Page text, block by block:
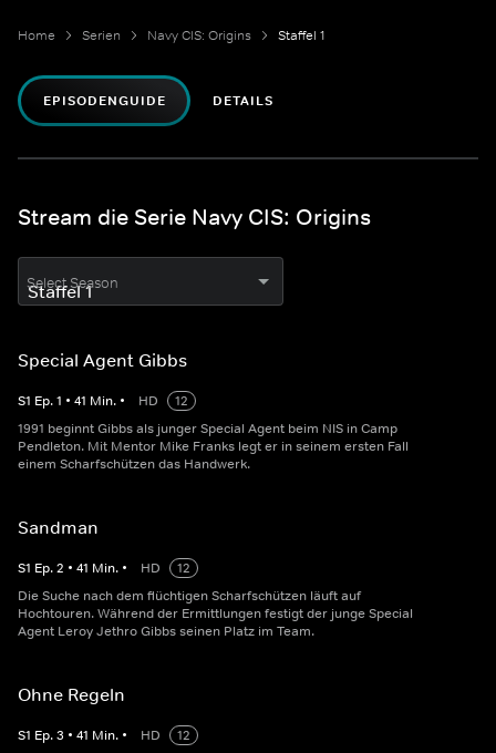
Home Serien Navy CIS: Origins Staffel 1
EPISODENGUIDE DETAILS
Stream die Serie Navy CIS: Origins
Select Season
Special Agent Gibbs
S1 Ep.1 • 41 Min. • HD
12
1991 beginnt Gibbs als junger Special Agent beim NIS in Camp
Pendleton. Mit Mentor Mike Franks legt er in seinem ersten Fall
einem Scharfschützen das Handwerk.
Sandman
S1 Ep.2 • 41 Min. • HD
12
Die Suche nach dem flüchtigen Scharfschützen läuft auf
Hochtouren. Während der Ermittlungen festigt der junge Special
Agent Leroy Jethro Gibbs seinen Platz im Team.
Ohne Regeln
S1 Ep.3 • 41 Min. • HD
12